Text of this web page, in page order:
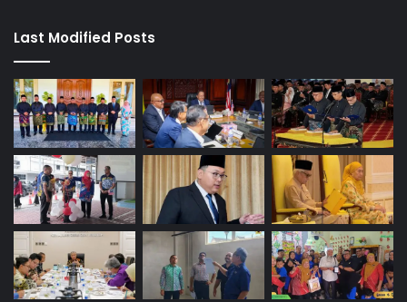
Last Modified Posts